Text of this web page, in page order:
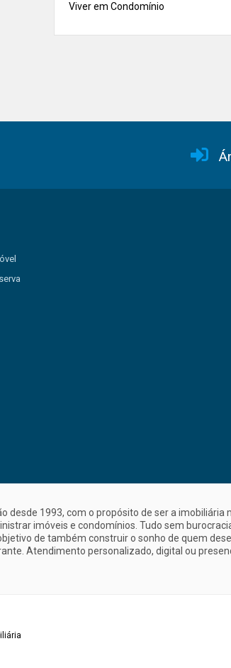
Viver em Condomínio
desde 1993, com o propósito de ser a imobiliária
imóveis e condomínios. Tudo sem
de também construir o sonho de quem
Atendimento personalizado, digital ou